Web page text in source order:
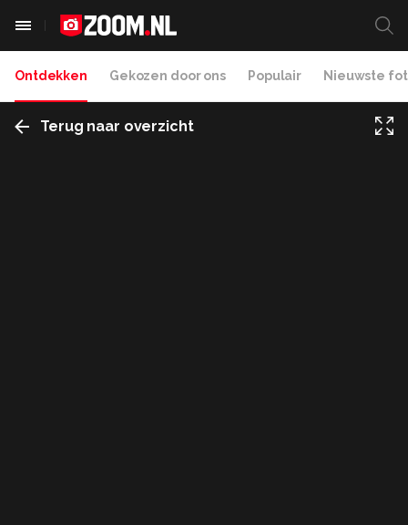
Ontdekken Gekozen door ons Populair Nieuwste
Terug naar overzicht